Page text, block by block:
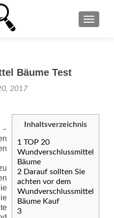
Bäume Test
2017
Inhaltsverzeichnis
1 TOP 20
Wundverschlussmittel
Bäume
2 Darauf sollten Sie
achten vor dem
Wundverschlussmittel
Bäume Kauf
3